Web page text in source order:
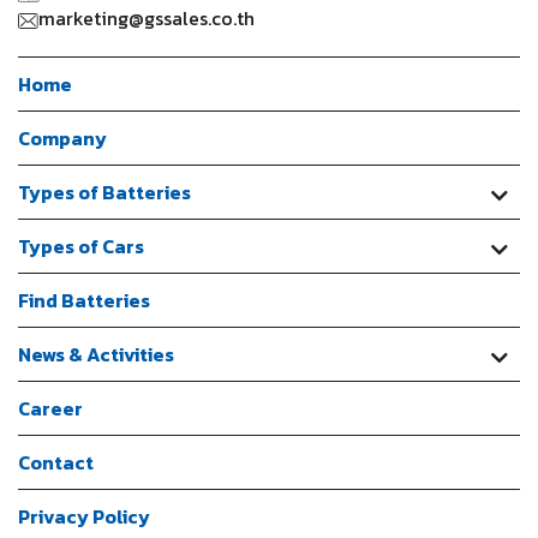
marketing@gssales.co.th
Home
Company
Types of Batteries
Types of Cars
Find Batteries
News & Activities
Career
Contact
Privacy Policy